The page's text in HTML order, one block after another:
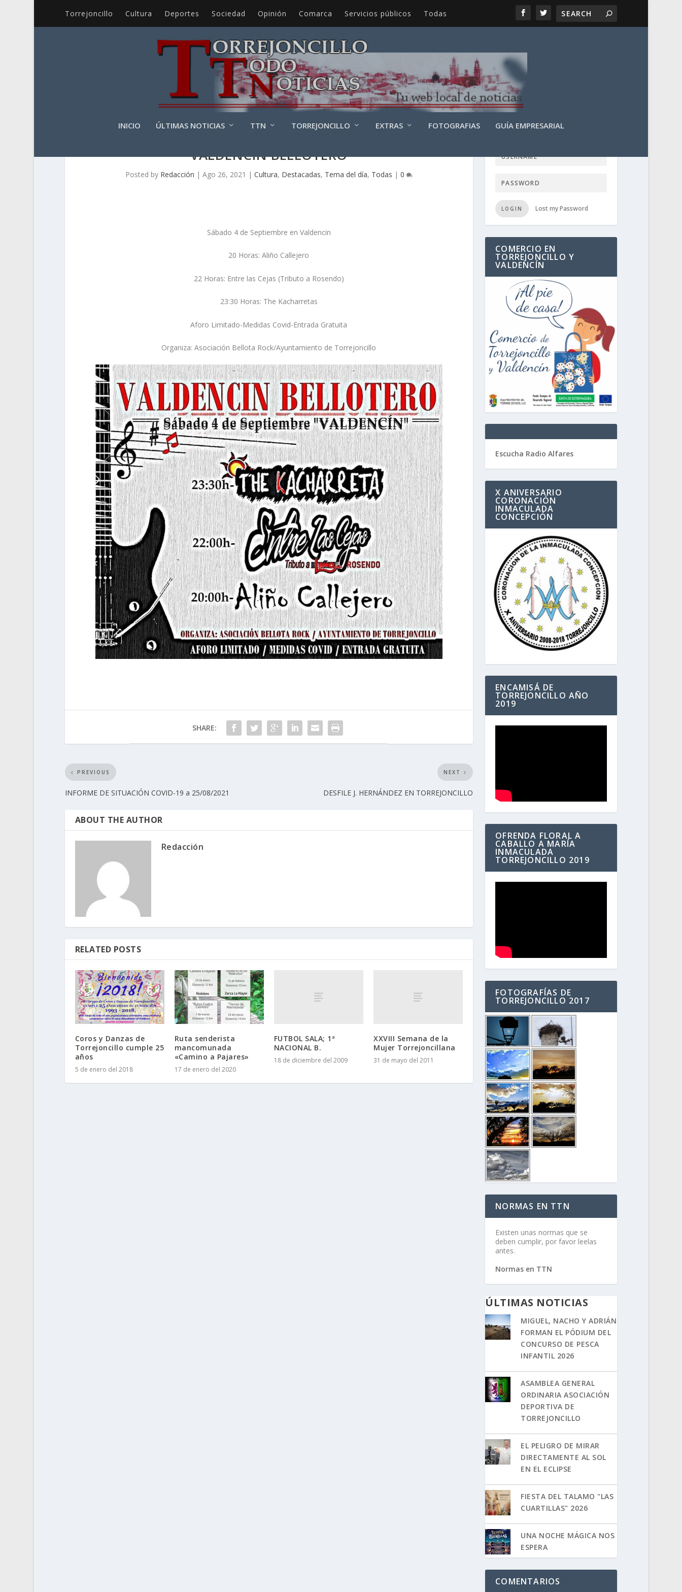
Torrejoncillo Cultura Deportes Sociedad Opinión Comarca Servicios públicos Todas
INICIO ÚLTIMAS NOTICIAS TTN TORREJONCILLO EXTRAS FOTOGRAFIAS GUÍA EMPRESARIAL
VALDENCIN BELLOTERO
Posted by Redacción | Ago 26, 2021 | Cultura, Destacadas, Tema del día, Todas | 0
Sábado 4 de Septiembre en Valdencin
20 Horas: Aliño Callejero
22 Horas: Entre las Cejas (Tributo a Rosendo)
23:30 Horas: The Kacharretas
Aforo Limitado-Medidas Covid-Entrada Gratuita
Organiza: Asociación Bellota Rock/Ayuntamiento de Torrejoncillo
SHARE:
PREVIOUS
INFORME DE SITUACIÓN COVID-19 a 25/08/2021
NEXT
DESFILE J. HERNÁNDEZ EN TORREJONCILLO
ABOUT THE AUTHOR
Redacción
RELATED POSTS
Coros y Danzas de
Torrejoncillo cumple 25
años
5 de enero del 2018
Ruta senderista
mancomunada
«Camino a Pajares»
17 de enero del 2020
FUTBOL SALA; 1ª
NACIONAL B.
18 de diciembre del 2009
XXVIII Semana de la
Mujer Torrejoncillana
31 de mayo del 2011
LOGIN USER TTN
LOGIN Lost my Password
COMERCIO EN
TORREJONCILLO Y
VALDENCÍN
Escucha Radio Alfares
X ANIVERSARIO
CORONACIÓN
INMACULADA
CONCEPCIÓN
ENCAMISÁ DE
TORREJONCILLO AÑO
2019
OFRENDA FLORAL A
CABALLO A MARÍA
INMACULADA
TORREJONCILLO 2019
FOTOGRAFÍAS DE
TORREJONCILLO 2017
NORMAS EN TTN
Existen unas normas que se
deben cumplir, por favor leelas
antes.
Normas en TTN
ÚLTIMAS NOTICIAS
MIGUEL, NACHO Y ADRIÁN
FORMAN EL PÓDIUM DEL
CONCURSO DE PESCA
INFANTIL 2026
ASAMBLEA GENERAL
ORDINARIA ASOCIACIÓN
DEPORTIVA DE
TORREJONCILLO
EL PELIGRO DE MIRAR
DIRECTAMENTE AL SOL
EN EL ECLIPSE
FIESTA DEL TALAMO "LAS
CUARTILLAS" 2026
UNA NOCHE MÁGICA NOS
ESPERA
COMENTARIOS